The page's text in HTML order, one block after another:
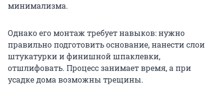
минимализма.
Однако его монтаж требует навыков: нужно
правильно подготовить основание, нанести слои
штукатурки и финишной шпаклевки,
отшлифовать. Процесс занимает время, а при
усадке дома возможны трещины.